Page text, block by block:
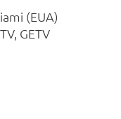
(EUA)
GETV